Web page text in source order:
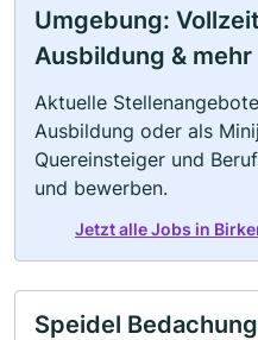
Umgebung:
Ausbildung & mehr
Aktuelle
Ausbildung oder als
Quereinsteiger und
und bewerben.
Jetzt alle Jobs in
Speidel